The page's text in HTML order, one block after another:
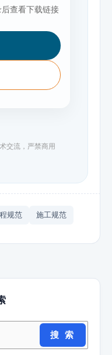
查看下载链接
交流，严禁商用
规范 施工规范
搜 索